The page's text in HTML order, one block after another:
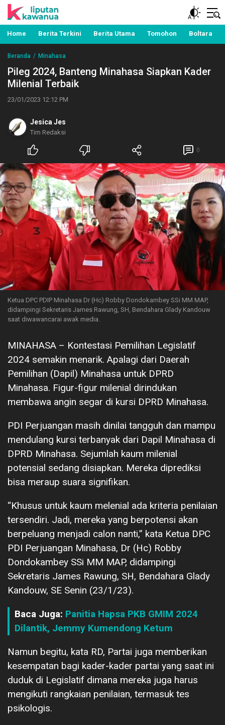
Liputan Kawanua
Berita Manado, Sulawesi Utara, Kawanua, Politik,
Pemerintahan, Hukum Kriminal dan Nasional
Home Berita Terkini Berita Utama Tomohon Boltara
Beranda Minahasa
Pileg 2024, Banteng Minahasa Siapkan Kader
Milenial Terbaik
23/01/2023 12:12 PM
Jesica Jes
Tim Redaksi
0
Ketua DPC PDIP Minahasa Dr (Hc) Robby Dondokambey SSi MM MAP,
didampingi Sekretaris James Rawung, SH, Bendahara Glady Kandouw
saat diwawancarai awak media.
MINAHASA – Kontestasi Pemilihan Legislatif
2024 semakin menarik. Apalagi dari Daerah
Pemilihan (Dapil) Minahasa untuk DPRD
Minahasa. Figur-figur milenial dirindukan
membawa angin segar di kursi DPRD Minahasa.
PDI Perjuangan masih dinilai tangguh dan mampu
mendulang kursi terbanyak dari Dapil Minahasa di
DPRD Minahasa. Sejumlah kaum milenial
potensial sedang disiapkan. Mereka diprediksi
bisa meraup suara signifikan.
“Khusus untuk kaum melenial ada kriteria penilaian
tersendiri. Jadi, mereka yang berpotensi akan
berpeluang menjadi calon nanti,” kata Ketua DPC
PDI Perjuangan Minahasa, Dr (Hc) Robby
Dondokambey SSi MM MAP, didampingi
Sekretaris James Rawung, SH, Bendahara Glady
Kandouw, SE Senin (23/1/23).
Baca Juga: Panitia Hapsa PKB GMIM 2024
Dilantik, Jemmy Kumendong Ketum
Namun begitu, kata RD, Partai juga memberikan
kesempatan bagi kader-kader partai yang saat ini
duduk di Legislatif dimana mereka juga harus
mengikuti rangkaian penilaian, termasuk tes
psikologis.